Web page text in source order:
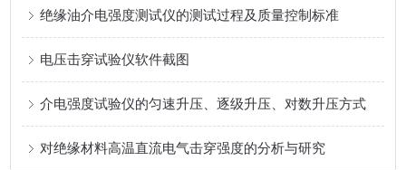
绝缘油介电强度测试仪的测试过程及质量控制标准
电压击穿试验仪软件截图
介电强度试验仪的匀速升压、逐级升压、对数升压方式
对绝缘材料高温直流电气击穿强度的分析与研究